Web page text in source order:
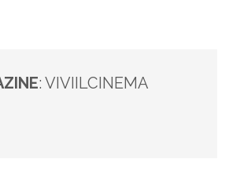
: VIVIILCINEMA